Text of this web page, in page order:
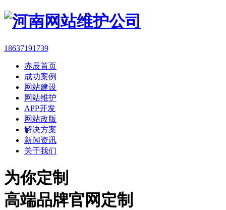
18637191739
赤辰首页
成功案例
网站建设
网站维护
APP开发
网站改版
解决方案
新闻资讯
关于我们
为你定制
高端品牌官网定制